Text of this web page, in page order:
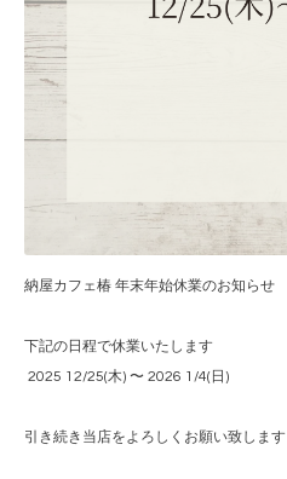
納屋カフェ椿 年末年始休業のお知らせ
下記の日程で休業いたします
2025 12/25(木) 〜 2026 1/4(日)
引き続き当店をよろしくお願い致します